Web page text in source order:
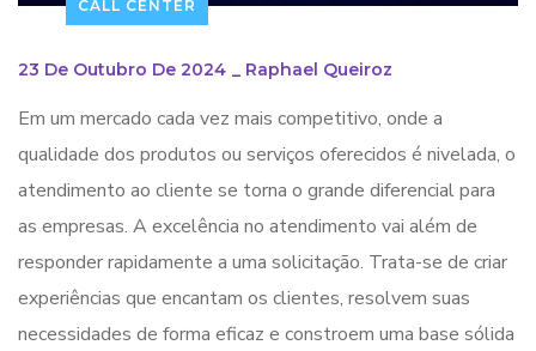
CALL CENTER
23 De Outubro De 2024 Raphael Queiroz
Em um mercado cada vez mais competitivo, onde a
qualidade dos produtos ou serviços oferecidos é nivelada, o
atendimento ao cliente se torna o grande diferencial para
as empresas. A excelência no atendimento vai além de
responder rapidamente a uma solicitação. Trata-se de criar
experiências que encantam os clientes, resolvem suas
necessidades de forma eficaz e constroem uma base sólida